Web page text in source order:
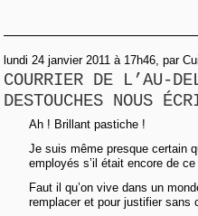
lundi 24 janvier 2011 à 17h46, par
COURRIER DE L’AU-
DESTOUCHES NOUS
Ah ! Brillant pastiche !
Je suis même presque certain
employés s’il était encore de
Faut il qu’on vive dans un
remplacer et pour justifier sans